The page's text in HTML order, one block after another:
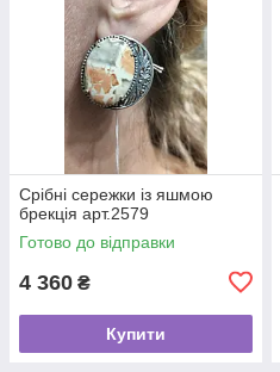
Срібні сережки із яшмою
брекція арт.2579
Готово до відправки
4 360 ₴
Купити